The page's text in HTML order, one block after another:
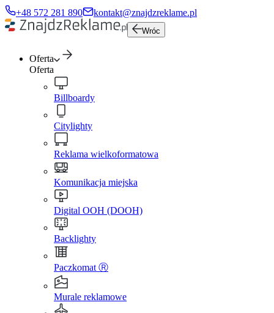
+48 572 281 890 kontakt@znajdzreklame.pl
Wróc
Oferta
Oferta
Billboardy
Citylighty
Reklama wielkoformatowa
Komunikacja miejska
Digital OOH (DOOH)
Backlighty
Paczkomat Ⓡ
Murale reklamowe